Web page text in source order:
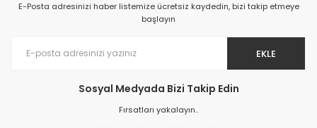
E-Posta adresinizi haber listemize ücretsiz kaydedin, bizi takip etmeye
başlayın
EKLE
Sosyal Medyada Bizi Takip Edin
Fırsatları yakalayın..